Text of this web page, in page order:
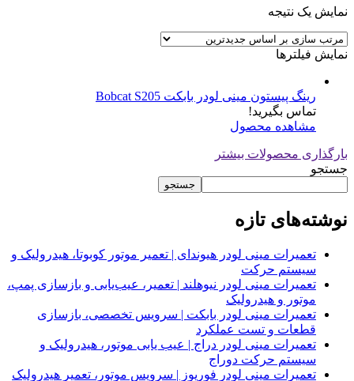
نمایش یک نتیجه
نمایش فیلترها
رینگ پیستون مینی لودر بابکت Bobcat S205
تماس بگیرید!
مشاهده محصول
بارگذاری محصولات بیشتر
جستجو
جستجو
نوشته‌های تازه
تعمیرات مینی لودر هیوندای | تعمیر موتور کوبوتا، هیدرولیک و
سیستم حرکت
تعمیرات مینی لودر نیوهلند | تعمیر، عیب‌یابی و بازسازی پمپ،
موتور و هیدرولیک
تعمیرات مینی لودر بابکت | سرویس تخصصی، بازسازی
قطعات و تست عملکرد
تعمیرات مینی لودر دراج | عیب یابی موتور، هیدرولیک و
سیستم حرکت دوراج
تعمیرات مینی لودر فوریوز | سرویس موتور، تعمیر هیدرولیک